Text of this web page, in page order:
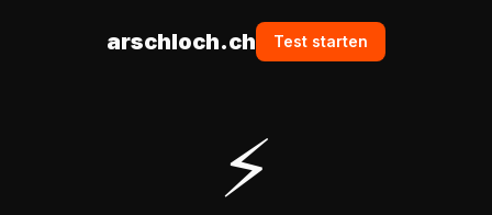
arschloch.ch Test starten
⚡